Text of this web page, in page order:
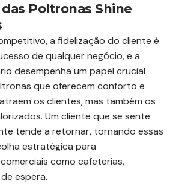
Poltronas Shine
a fidelização do cliente é
de qualquer negócio, e a
desempenha um papel crucial
que oferecem conforto e
os clientes, mas também os
Um cliente que se sente
tende a retornar, tornando essas
estratégica para
como cafeterias,
espera.